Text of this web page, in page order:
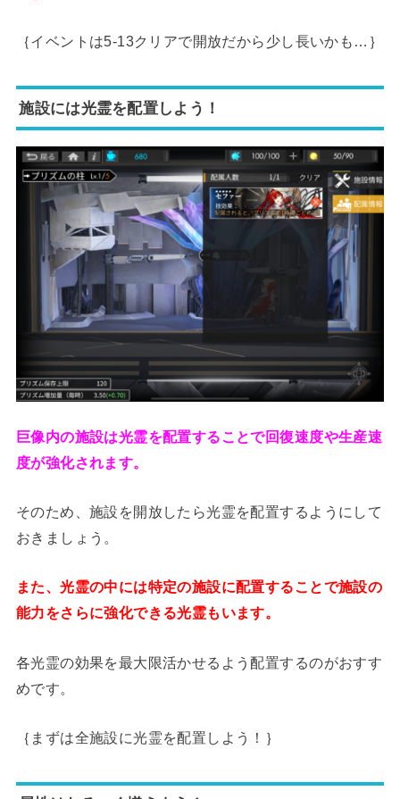
｛イベントは5-13クリアで開放だから少し長いかも…｝
施設には光霊を配置しよう！
巨像内の施設は光霊を配置することで回復速度や生産速
度が強化されます。
そのため、施設を開放したら光霊を配置するようにして
おきましょう。
また、光霊の中には特定の施設に配置することで施設の
能力をさらに強化できる光霊もいます。
各光霊の効果を最大限活かせるよう配置するのがおすす
めです。
｛まずは全施設に光霊を配置しよう！｝